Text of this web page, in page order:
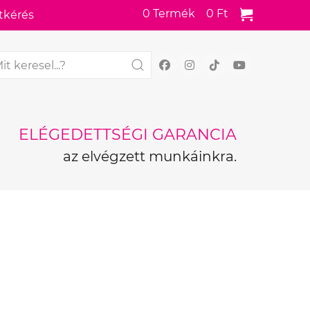
0 Termék 0 Ft
ELÉGEDETTSÉGI GARANCIA
az elvégzett munkáinkra.